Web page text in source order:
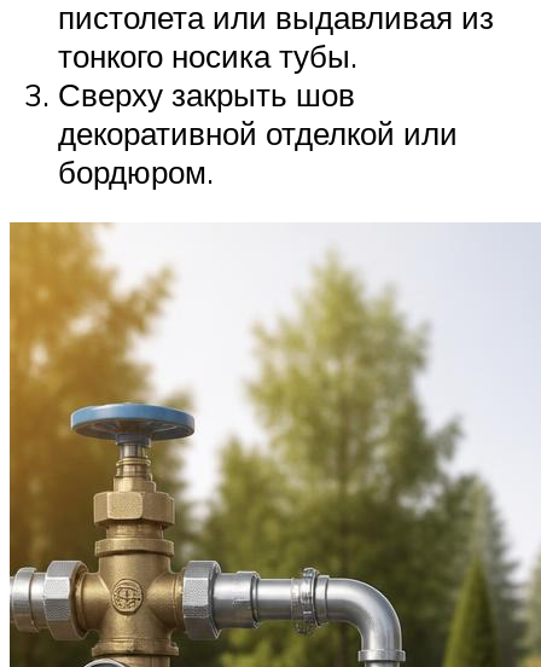
пистолета или выдавливая из
тонкого носика тубы.
Сверху закрыть шов
декоративной отделкой или
бордюром.